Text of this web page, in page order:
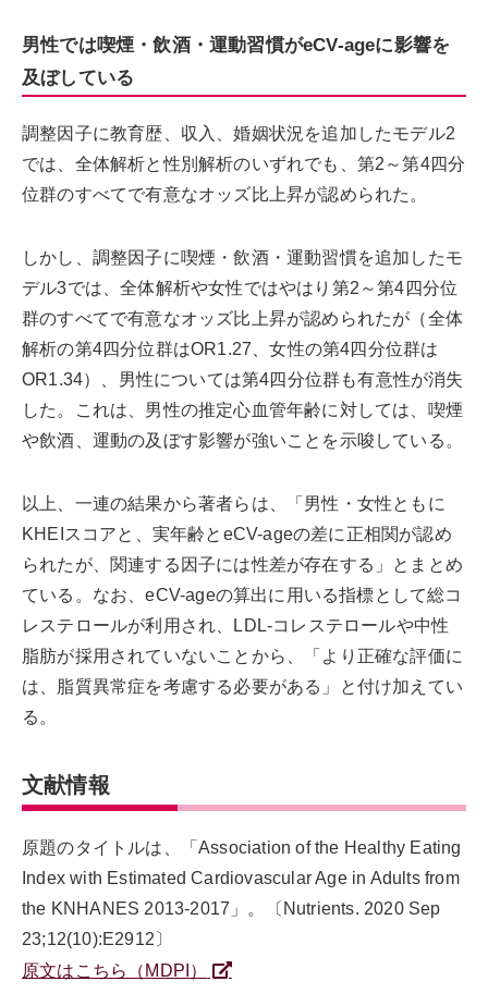
男性では喫煙・飲酒・運動習慣がeCV-ageに影響を
及ぼしている
調整因子に教育歴、収入、婚姻状況を追加したモデル2
では、全体解析と性別解析のいずれでも、第2～第4四分
位群のすべてで有意なオッズ比上昇が認められた。
しかし、調整因子に喫煙・飲酒・運動習慣を追加したモ
デル3では、全体解析や女性ではやはり第2～第4四分位
群のすべてで有意なオッズ比上昇が認められたが（全体
解析の第4四分位群はOR1.27、女性の第4四分位群は
OR1.34）、男性については第4四分位群も有意性が消失
した。これは、男性の推定心血管年齢に対しては、喫煙
や飲酒、運動の及ぼす影響が強いことを示唆している。
以上、一連の結果から著者らは、「男性・女性ともに
KHEIスコアと、実年齢とeCV-ageの差に正相関が認め
られたが、関連する因子には性差が存在する」とまとめ
ている。なお、eCV-ageの算出に用いる指標として総コ
レステロールが利用され、LDL-コレステロールや中性
脂肪が採用されていないことから、「より正確な評価に
は、脂質異常症を考慮する必要がある」と付け加えてい
る。
文献情報
原題のタイトルは、「Association of the Healthy Eating
Index with Estimated Cardiovascular Age in Adults from
the KNHANES 2013-2017」。〔Nutrients. 2020 Sep
23;12(10):E2912〕
原文はこちら（MDPI）